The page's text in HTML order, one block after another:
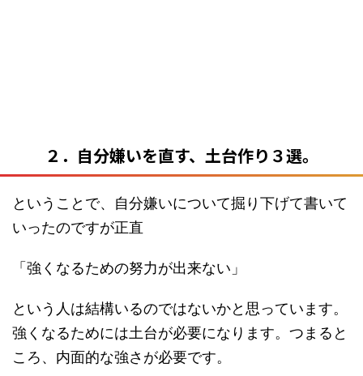
２．自分嫌いを直す、土台作り３選。
ということで、自分嫌いについて掘り下げて書いて
いったのですが正直
「強くなるための努力が出来ない」
という人は結構いるのではないかと思っています。
強くなるためには土台が必要になります。つまると
ころ、内面的な強さが必要です。